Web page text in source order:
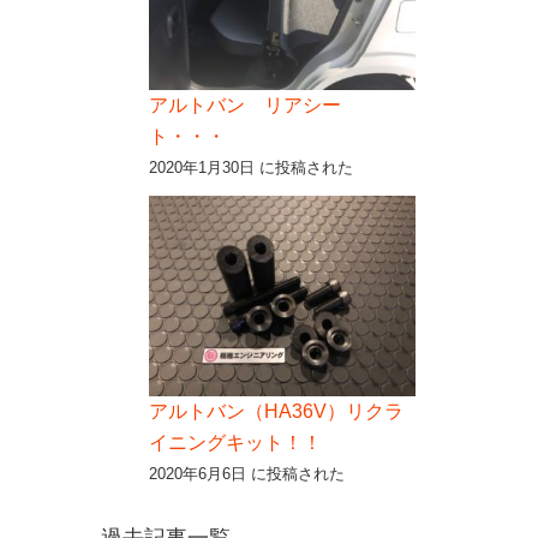
アルトバン リアシー
ト・・・
2020年1月30日 に投稿された
アルトバン（HA36V）リクラ
イニングキット！！
2020年6月6日 に投稿された